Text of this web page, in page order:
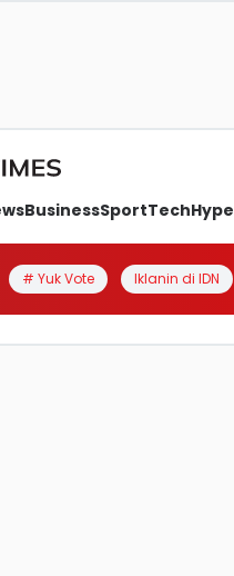
BusinessSportTechHype
# Yuk Vote Iklanin di IDN